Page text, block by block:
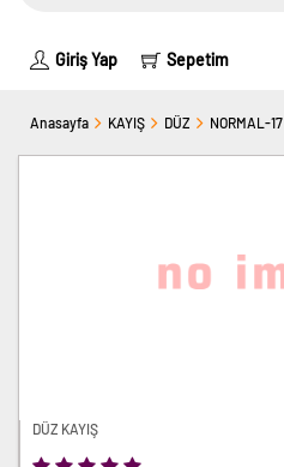
Giriş Yap Sepetim
Anasayfa KAYIŞ DÜZ NORMAL-17
DÜZ KAYIŞ